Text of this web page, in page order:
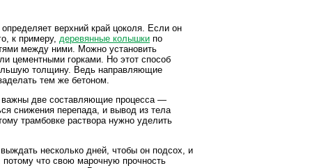
верхний край цоколя. Если он
к примеру, деревянные колышки по
между ними. Можно установить
цементными горками. Но этот способ
толщину. Ведь направляющие
тем же бетоном.
важны две составляющие процесса —
снижения перепада, и вывод из тела
трамбовке раствора нужно уделить
несколько дней, чтобы он подсох, и
что свою марочную прочность